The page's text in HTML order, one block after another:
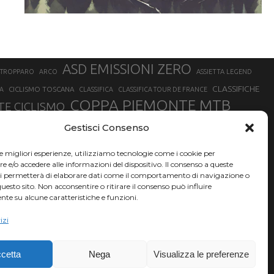
Gestisci Consenso
migliori esperienze, utilizziamo tecnologie come i cookie per
e/o accedere alle informazioni del dispositivo. Il consenso a queste
permetterà di elaborare dati come il comportamento di navigazione o
sito. Non acconsentire o ritirare il consenso può influire
su alcune caratteristiche e funzioni.
Nega Visualizza le preferenze
ARCO ASD EMISSIONI ZERO ASSIETTA LEGEND
CICLISMO TOSCANA CLASSIFICA CLASSIFICA TOUR DE FRANCE CLASSIFICHE
CICLISMO COPPA PIEMONTE MTB
FABIO ARU FIAB FINALE LIGURE
HERVÉ BARMASSE INSUBRIA BIKE FESTIVAL
LUCA BRAIDOT MARATHON BIKE DELLA BRIANZA
MATHIEU VAN DER POEL
TRIATHLON OLIMPICO